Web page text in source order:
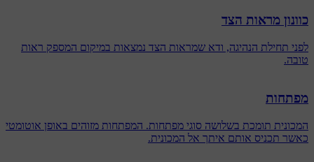
כוונון מראות הצד
לפני תחילת הנהיגה, ודא שמראות הצד נמצאות במיקום המספק ראות
טובה.
מפתחות
המכונית תומכת בשלושה סוגי מפתחות. המפתחות מזוהים באופן אוטומטי
כאשר תכניס אותם איתך אל המכונית.